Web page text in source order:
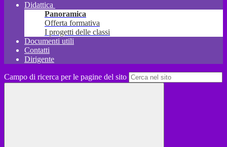
Didattica
Panoramica
Offerta formativa
I progetti delle classi
Documenti utili
Contatti
Dirigente
Campo di ricerca per le pagine del sito